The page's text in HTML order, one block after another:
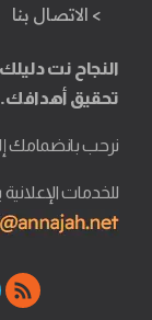
> الاتصال بنا
النجاح نت
تحقيق أهدافك.
نرحب بانضمامك
للخدمات الإعلانية